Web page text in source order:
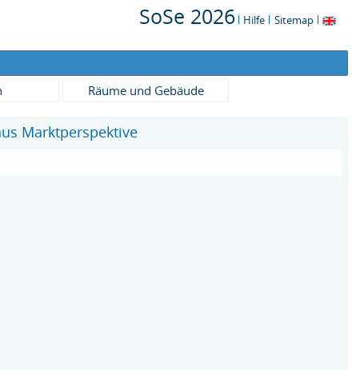
SoSe 2026 Hilfe Sitemap
Räume und Gebäude
Marktperspektive